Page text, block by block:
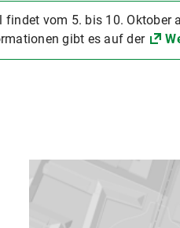
vom 5. bis 10. Oktober
gibt es auf der